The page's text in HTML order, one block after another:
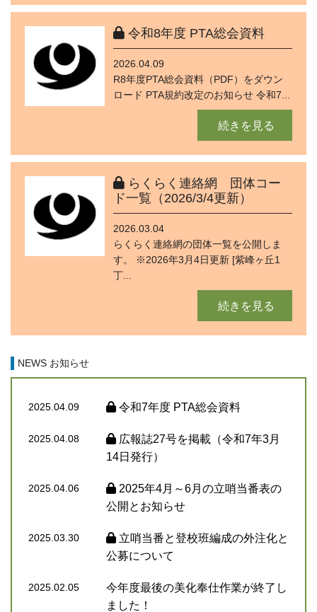
令和8年度 PTA総会資料
2026.04.09
R8年度PTA総会資料（PDF）をダウン
ロード PTA規約改定のお知らせ 令和7...
続きを見る
らくらく連絡網 団体コー
ド一覧（2026/3/4更新）
2026.03.04
らくらく連絡網の団体一覧を公開しま
す。 ※2026年3月4日更新 [紫峰ヶ丘1
丁...
続きを見る
NEWS お知らせ
2025.04.09 令和7年度 PTA総会資料
2025.04.08
広報誌27号を掲載（令和7年3月
14日発行）
2025.04.06
2025年4月～6月の立哨当番表の
公開とお知らせ
2025.03.30
立哨当番と登校班編成の外注化と
公募について
2025.02.05
今年度最後の美化奉仕作業が終了し
ました！